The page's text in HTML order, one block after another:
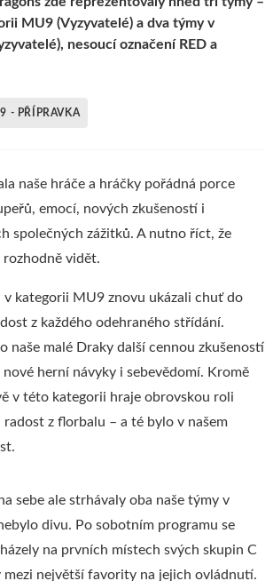
MU9 (Vyzyvatelé) a dva týmy v
nesoucí označení RED a
- PŘÍPRAVKA
naše hráče a hráčky pořádná porce
emocí, nových zkušeností i
společných zážitků. A nutno říct, že
vidět.
v kategorii MU9 znovu ukázali chuť do
z každého odehraného střídání.
naše malé Draky další cennou zkušeností
herní návyky i sebevědomí. Kromě
v této kategorii hraje obrovskou roli
radost z florbalu – a té bylo v našem
sebe ale strhávaly oba naše týmy v
divu. Po sobotním programu se
na prvních místech svých skupin C
mezi největší favority na jejich ovládnutí.